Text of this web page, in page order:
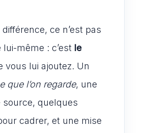
ce n’est pas
même : c’est le
vous lui ajoutez. Un
que l’on regarde, une
source, quelques
cadrer, et une mise